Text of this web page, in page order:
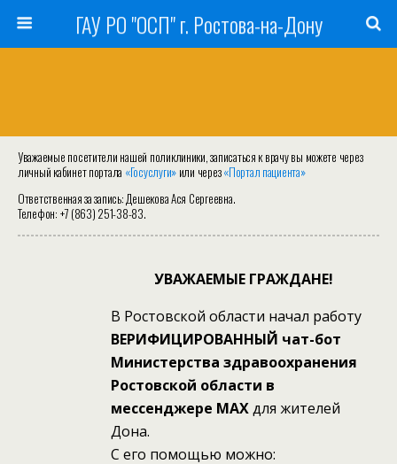
ГАУ РО "ОСП" г. Ростова-на-Дону
Уважаемые посетители нашей поликлиники, записаться к врачу вы можете через
личный кабинет портала «Госуслуги» или через«Портал пациента»
Ответственная за запись: Дешекова Ася Сергеевна.
Телефон: +7 (863) 251-38-83.
УВАЖАЕМЫЕ ГРАЖДАНЕ!
В Ростовской области начал работу
ВЕРИФИЦИРОВАННЫЙ чат-бот
Министерства здравоохранения
Ростовской области в
мессенджере MAXдля жителей
Дона.
С его помощью можно: